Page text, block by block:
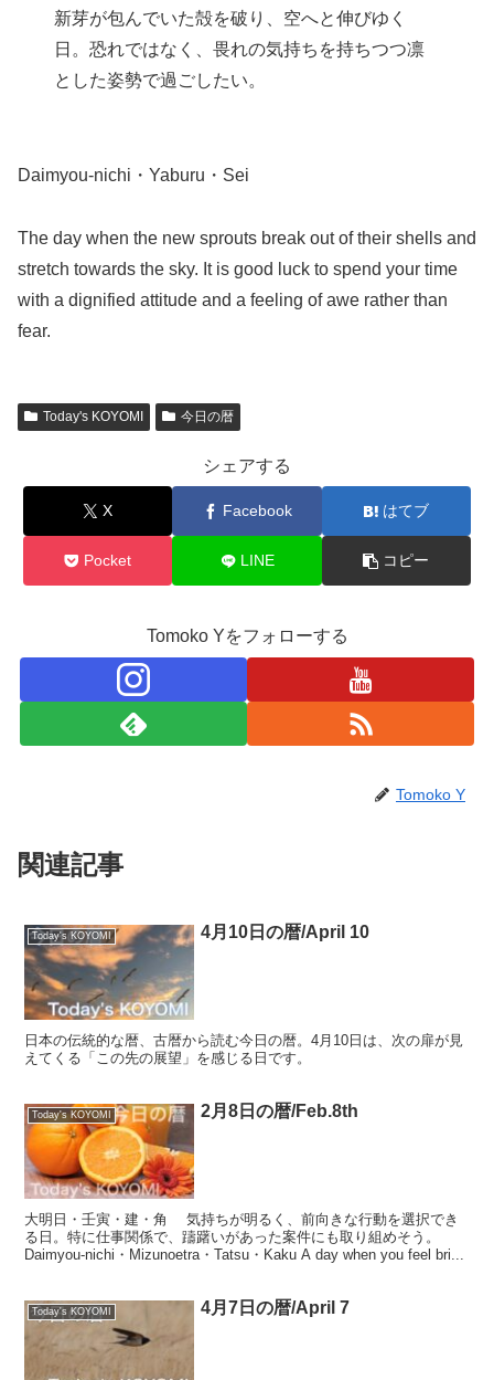
新芽が包んでいた殻を破り、空へと伸びゆく
日。恐れではなく、畏れの気持ちを持ちつつ凛
とした姿勢で過ごしたい。
Daimyou-nichi・Yaburu・Sei
The day when the new sprouts break out of their shells and
stretch towards the sky. It is good luck to spend your time
with a dignified attitude and a feeling of awe rather than
fear.
Today's KOYOMI 今日の暦
シェアする
X Facebook はてブ
Pocket LINE コピー
Tomoko Yをフォローする
Tomoko Y
関連記事
Today's KOYOMI 4月10日の暦/April 10
日本の伝統的な暦、古暦から読む今日の暦。4月10日は、次の扉が見
えてくる「この先の展望」を感じる日です。
Today's KOYOMI 2月8日の暦/Feb.8th
大明日・壬寅・建・角 気持ちが明るく、前向きな行動を選択でき
る日。特に仕事関係で、躊躇いがあった案件にも取り組めそう。
Daimyou-nichi・Mizunoetra・Tatsu・Kaku A day when you feel bri...
Today's KOYOMI 4月7日の暦/April 7